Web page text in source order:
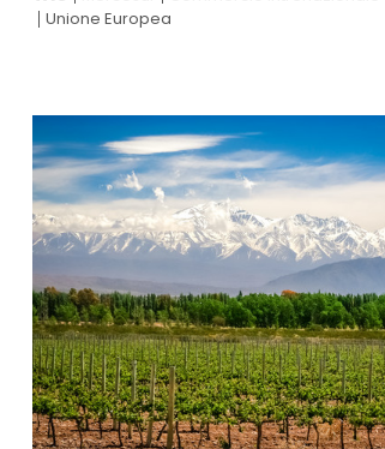
Unione Europea